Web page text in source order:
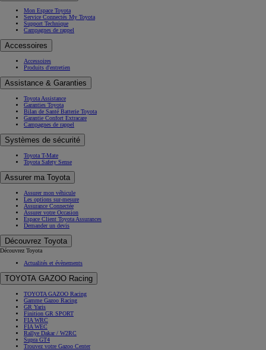
Mon Espace Toyota
Service Connectés My Toyota
Support Technique
Campagnes de rappel
Accessoires
Accessoires
Produits d'entretien
Assistance & Garanties
Toyota Assistance
Garanties Toyota
Bilan de Santé Batterie Toyota
Garantie Confort Extracare
Campagnes de rappel
Systèmes de sécurité
Toyota T-Mate
Toyota Safety Sense
Assurer ma Toyota
Assurer mon véhicule
Les options sur-mesure
Assurance Connectée
Assurer votre Occasion
Espace Client Toyota Assurances
Demander un devis
Découvrez Toyota
Découvrez Toyota
Actualités et évènements
TOYOTA GAZOO Racing
TOYOTA GAZOO Racing
Gamme Gazoo Racing
GR Yaris
Finition GR SPORT
FIA WRC
FIA WEC
Rallye Dakar / W2RC
Supra GT4
Trouvez votre Gazoo Center